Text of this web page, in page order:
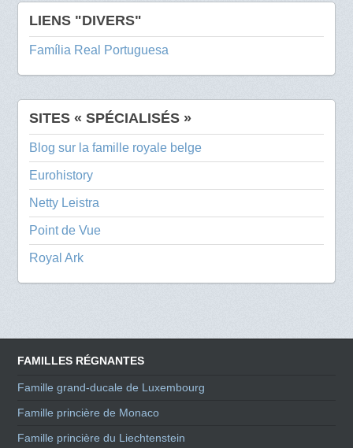
LIENS "DIVERS"
Família Real Portuguesa
SITES « SPÉCIALISÉS »
Blog sur la famille royale belge
Eurohistory
Netty Leistra
Point de Vue
Royal Ark
FAMILLES RÉGNANTES
Famille grand-ducale de Luxembourg
Famille princière de Monaco
Famille princière du Liechtenstein